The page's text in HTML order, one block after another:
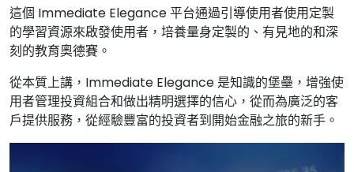
這個 Immediate Elegance 平台通過引導使用者使用定製
的學習資源來啟發使用者，培養量身定製的、有見地的和深
刻的教育奧德賽。
從本質上講，Immediate Elegance 是知識的堡壘，增強使
用者管理投資組合和做出精明選擇的信心，從而為廣泛的客
戶提供服務，從經驗豐富的投資者到開始金融之旅的新手。